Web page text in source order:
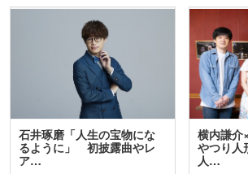
石井琢磨「人生の宝物にな
るように」 初披露曲やレ
ア…
横内謙介
やつり
人…